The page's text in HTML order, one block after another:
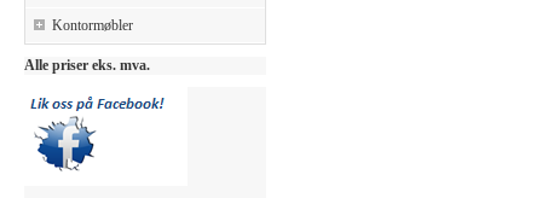
Kontormøbler
Alle priser eks. mva.